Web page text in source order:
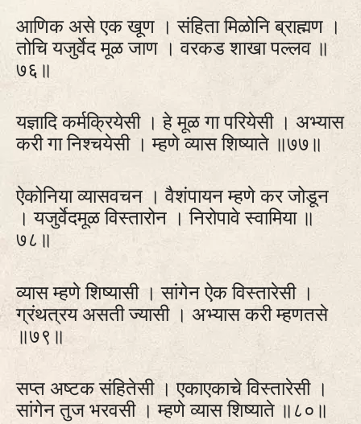
आणिक असे एक खूण । संहिता मिळोनि ब्राह्मण ।
तोचि यजुर्वेद मूळ जाण । वरकड शाखा पल्लव ॥
७६॥
यज्ञादि कर्मक्रियेसी । हे मूळ गा परियेसी । अभ्यास
करी गा निश्चयेसी । म्हणे व्यास शिष्याते ॥७७॥
ऐकोनिया व्यासवचन । वैशंपायन म्हणे कर जोडून
। यजुर्वेदमूळ विस्तारोन । निरोपावे स्वामिया ॥
७८॥
व्यास म्हणे शिष्यासी । सांगेन ऐक विस्तारेसी ।
ग्रंथत्रय असती ज्यासी । अभ्यास करी म्हणतसे
॥७९॥
सप्त अष्टक संहितेसी । एकाएकाचे विस्तारेसी ।
सांगेन तुज भरवसी । म्हणे व्यास शिष्याते ॥८०॥